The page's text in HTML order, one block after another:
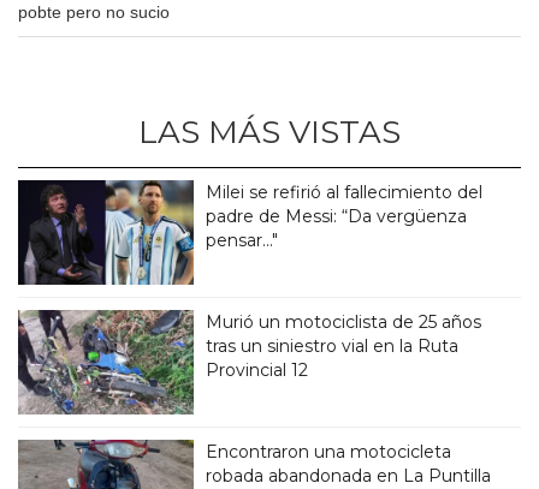
pobte pero no sucio
LAS MÁS VISTAS
Milei se refirió al fallecimiento del
padre de Messi: “Da vergüenza
pensar..."
Murió un motociclista de 25 años
tras un siniestro vial en la Ruta
Provincial 12
Encontraron una motocicleta
robada abandonada en La Puntilla